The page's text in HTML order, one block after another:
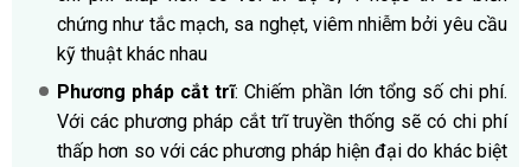
chứng như tắc mạch, sa nghẹt, viêm nhiễm bởi yêu cầu
kỹ thuật khác nhau
Phương pháp cắt trĩ: Chiếm phần lớn tổng số chi phí.
Với các phương pháp cắt trĩ truyền thống sẽ có chi phí
thấp hơn so với các phương pháp hiện đại do khác biệt